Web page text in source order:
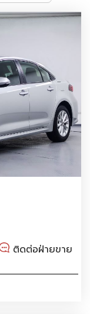
ติดต่อฝ่ายขาย